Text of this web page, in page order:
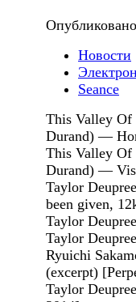
Новости
Seance
This Valley Of
Durand) —
This Valley Of
Durand) —
Taylor
been given,
Taylor
Taylor
Ryuichi
(excerpt)
Taylor